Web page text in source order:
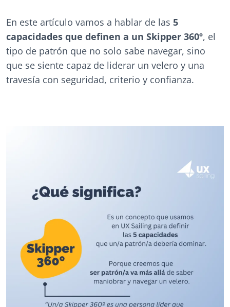
En este artículo vamos a hablar de las 5
capacidades que definen a un Skipper 360º, el
tipo de patrón que no solo sabe navegar, sino
que se siente capaz de liderar un velero y una
travesía con seguridad, criterio y confianza.